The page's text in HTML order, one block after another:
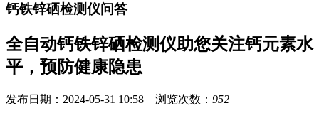
钙铁锌硒检测仪问答
全自动钙铁锌硒检测仪助您关注钙元素水
平，预防健康隐患
发布日期：2024-05-31 10:58 浏览次数： 952